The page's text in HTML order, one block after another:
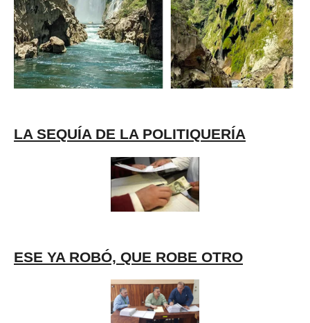
LA SEQUÍA DE LA POLITIQUERÍA
ESE YA ROBÓ, QUE ROBE OTRO